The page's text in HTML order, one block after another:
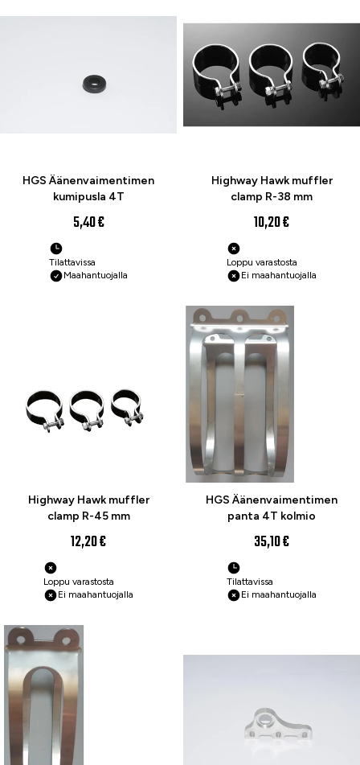
HGS Äänenvaimentimen
kumipusla 4T
5,40 €
Tilattavissa
Maahantuojalla
Highway Hawk muffler
clamp R-38 mm
10,20 €
Loppu varastosta
Ei maahantuojalla
Highway Hawk muffler
clamp R-45 mm
12,20 €
Loppu varastosta
Ei maahantuojalla
HGS Äänenvaimentimen
panta 4T kolmio
35,10 €
Tilattavissa
Ei maahantuojalla